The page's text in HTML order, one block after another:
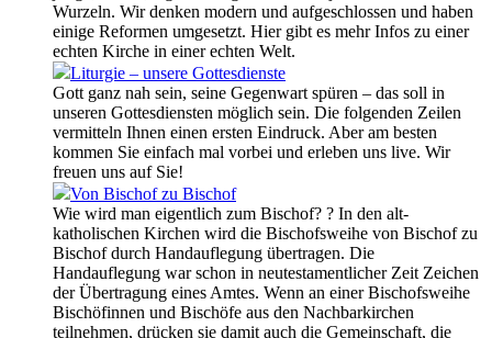
Wurzeln. Wir denken modern und aufgeschlossen und haben
einige Reformen umgesetzt. Hier gibt es mehr Infos zu einer
echten Kirche in einer echten Welt.
Liturgie – unsere Gottesdienste
Gott ganz nah sein, seine Gegenwart spüren – das soll in
unseren Gottesdiensten möglich sein. Die folgenden Zeilen
vermitteln Ihnen einen ersten Eindruck. Aber am besten
kommen Sie einfach mal vorbei und erleben uns live. Wir
freuen uns auf Sie!
Von Bischof zu Bischof
Wie wird man eigentlich zum Bischof? ? In den alt-
katholischen Kirchen wird die Bischofsweihe von Bischof zu
Bischof durch Handauflegung übertragen. Die
Handauflegung war schon in neutestamentlicher Zeit Zeichen
der Übertragung eines Amtes. Wenn an einer Bischofsweihe
Bischöfinnen und Bischöfe aus den Nachbarkirchen
teilnehmen, drücken sie damit auch die Gemeinschaft, die